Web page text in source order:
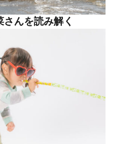
んを読み解く